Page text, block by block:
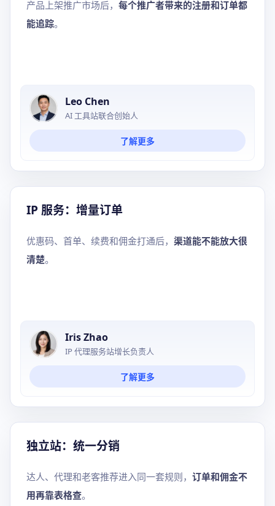
产品上架推广市场后， 每个推广者带来的注册和订单都
能追踪。
Leo Chen
AI 工具站联合创始人
了解更多
IP 服务：增量订单
优惠码、首单、续费和佣金打通后， 渠道能不能放大很
清楚。
Iris Zhao
IP 代理服务站增长负责人
了解更多
独立站：统一分销
达人、代理和老客推荐进入同一套规则， 订单和佣金不
用再靠表格查。